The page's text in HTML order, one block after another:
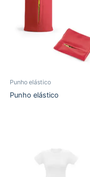
Punho elástico
Punho elástico